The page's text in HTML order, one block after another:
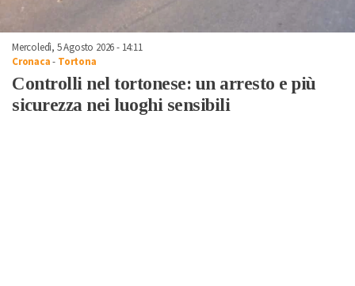
Mercoledì, 5 Agosto 2026 - 14:11
Cronaca- Tortona
Controlli nel tortonese: un arresto e più
sicurezza nei luoghi sensibili